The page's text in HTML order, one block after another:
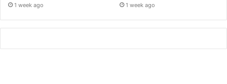
1 week ago 1 week ago